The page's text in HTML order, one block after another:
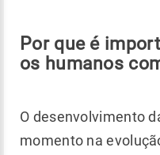
Por que é
os humanos
O desenvolvimento
momento na